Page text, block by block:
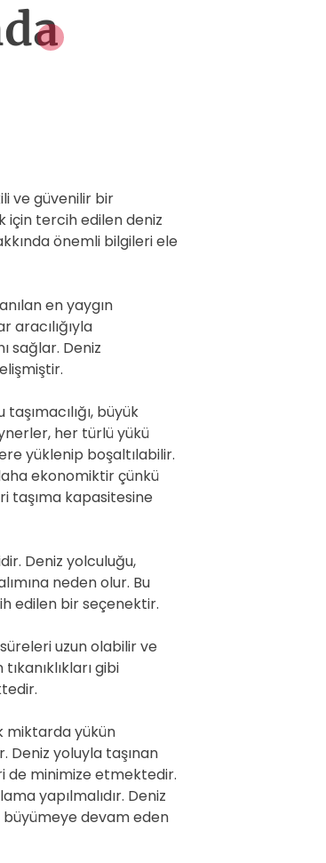
ve güvenilir bir
için tercih edilen deniz
önemli bilgileri ele
en yaygın
aracılığıyla
sağlar. Deniz
büyük
her türlü yükü
yüklenip boşaltılabilir.
ekonomiktir çünkü
taşıma kapasitesine
Deniz yolculuğu,
neden olur. Bu
edilen bir seçenektir.
uzun olabilir ve
gibi
miktarda yükün
Deniz yoluyla taşınan
de minimize etmektedir.
yapılmalıdır. Deniz
büyümeye devam eden